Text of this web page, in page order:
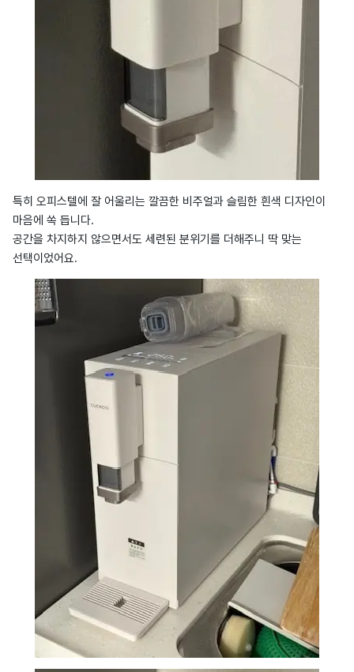
특히 오피스텔에 잘 어울리는 깔끔한 비주얼과 슬림한 흰색 디자인이
마음에 쏙 듭니다.
공간을 차지하지 않으면서도 세련된 분위기를 더해주니 딱 맞는
선택이었어요.